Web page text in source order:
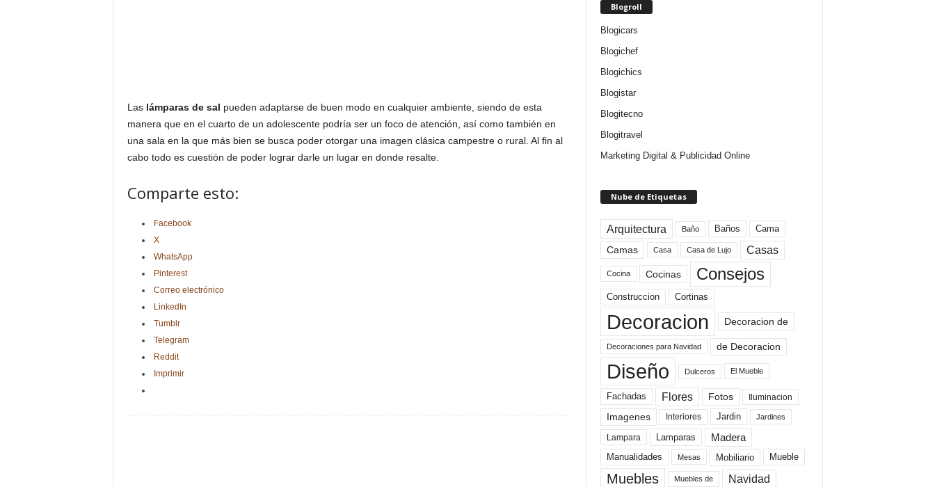
Las lámparas de sal pueden adaptarse de buen modo en cualquier ambiente, siendo de esta
manera que en el cuarto de un adolescente podría ser un foco de atención, así como también en
una sala en la que más bien se busca poder otorgar una imagen clásica campestre o rural. Al fin al
cabo todo es cuestión de poder lograr darle un lugar en donde resalte.
Comparte esto:
Facebook
X
WhatsApp
Pinterest
Correo electrónico
LinkedIn
Tumblr
Telegram
Reddit
Imprimir
Blogroll
Blogicars
Blogichef
Blogichics
Blogistar
Blogitecno
Blogitravel
Marketing Digital & Publicidad Online
Nube de Etiquetas
Arquitectura Baño Baños Cama
Camas Casa Casa de Lujo Casas
Cocina Cocinas Consejos
Construccion Cortinas
Decoracion Decoracion de
Decoraciones para Navidad de Decoracion
Diseño Dulceros El Mueble
Fachadas Flores Fotos Iluminacion
Imagenes Interiores Jardin Jardines
Lampara Lamparas Madera
Manualidades Mesas Mobiliario Mueble
Muebles Muebles de Navidad